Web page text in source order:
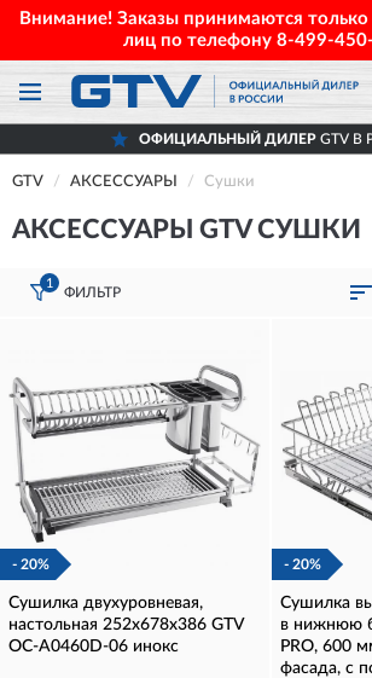
Внимание! Заказы принимаются
лиц по телефону 8-499-
ОФИЦИАЛЬНЫЙ ДИЛЕР GTV В
GTV АКСЕССУАРЫ Сушки
АКСЕССУАРЫ GTV СУШКИ
1
ФИЛЬТР
- 20%
Сушилка двухуровневая,
настольная 252х678х386 GTV
OC-A0460D-06 инокс
- 20%
Сушилка
в нижнюю
PRO, 600
фасада, с